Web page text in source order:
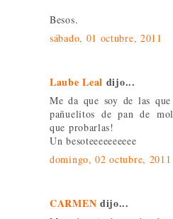
Besos.
sábado, 01 octubre, 2011
Laube Leal dijo...
Me da que soy de las
pañuelitos de pan de
que probarlas!
Un besoteeeeeeeeee
domingo, 02 octubre, 2011
CARMEN dijo...